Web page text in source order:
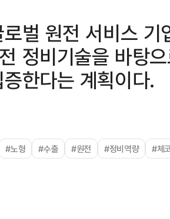
벌 원전 서비스
정비기술을 바탕
한다는 계획이다.
#노형 #수출 #원전 #정비역량 #체